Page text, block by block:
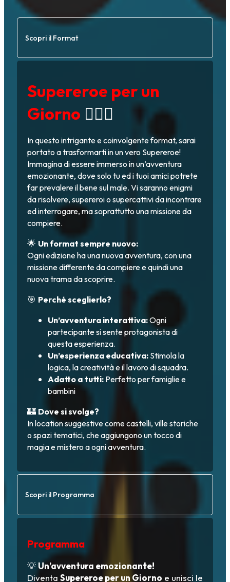
Scopri il Format
Supereroe per un
Giorno 🕵️‍♂️✨
In questo intrigante e coinvolgente format, sarai
portato a trasformarti in un vero Supereroe!
Immagina di essere immerso in un’avventura
emozionante, dove solo tu ed i tuoi amici potrete
far prevalere il bene sul male. Vi saranno enigmi
da risolvere, supereroi o supercattivi da incontrare
ed interrogare, ma soprattutto una missione da
compiere.
🌟 Un format sempre nuovo:
Ogni edizione ha una nuova avventura, con una
missione differente da compiere e quindi una
nuova trama da scoprire.
🎯 Perché sceglierlo?
Un’avventura interattiva:Ogni
partecipante si sente protagonista di
questa esperienza.
Un’esperienza educativa: Stimola la
logica, la creatività e il lavoro di squadra.
Adatto a tutti: Perfetto per famiglie e
bambini
🏰 Dove si svolge?
In location suggestive come castelli, ville storiche
o spazi tematici, che aggiungono un tocco di
magia e mistero a ogni avventura.
Scopri il Programma
Programma
💡 Un’avventura emozionante!
Diventa Supereroe per un Giorno e unisci le